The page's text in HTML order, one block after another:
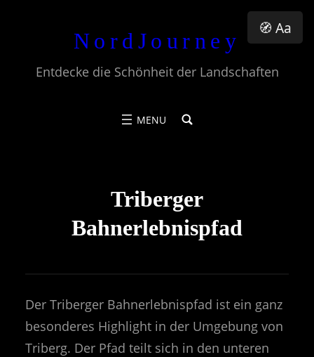
NordJourney
Entdecke die Schönheit der Landschaften
Triberger
Bahnerlebnispfad
Der Triberger Bahnerlebnispfad ist ein ganz
besonderes Highlight in der Umgebung von
Triberg. Der Pfad teilt sich in den unteren
🧭 Aa